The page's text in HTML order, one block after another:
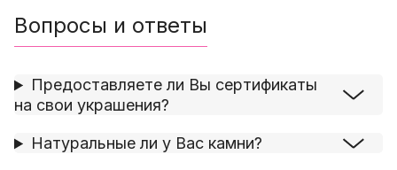
Вопросы и ответы
Предоставляете ли Вы сертификаты
на свои украшения?
Натуральные ли у Вас камни?